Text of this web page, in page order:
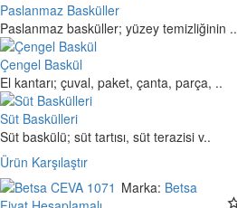
Paslanmaz Basküller
Paslanmaz basküller; yüzey temizliğinin ..
Çengel Baskül
El kantarı; çuval, paket, çanta, parça, ..
Süt Baskülleri
Süt baskülü; süt tartısı, süt terazisi v..
Ürün Karşılaştır
Marka: Betsa